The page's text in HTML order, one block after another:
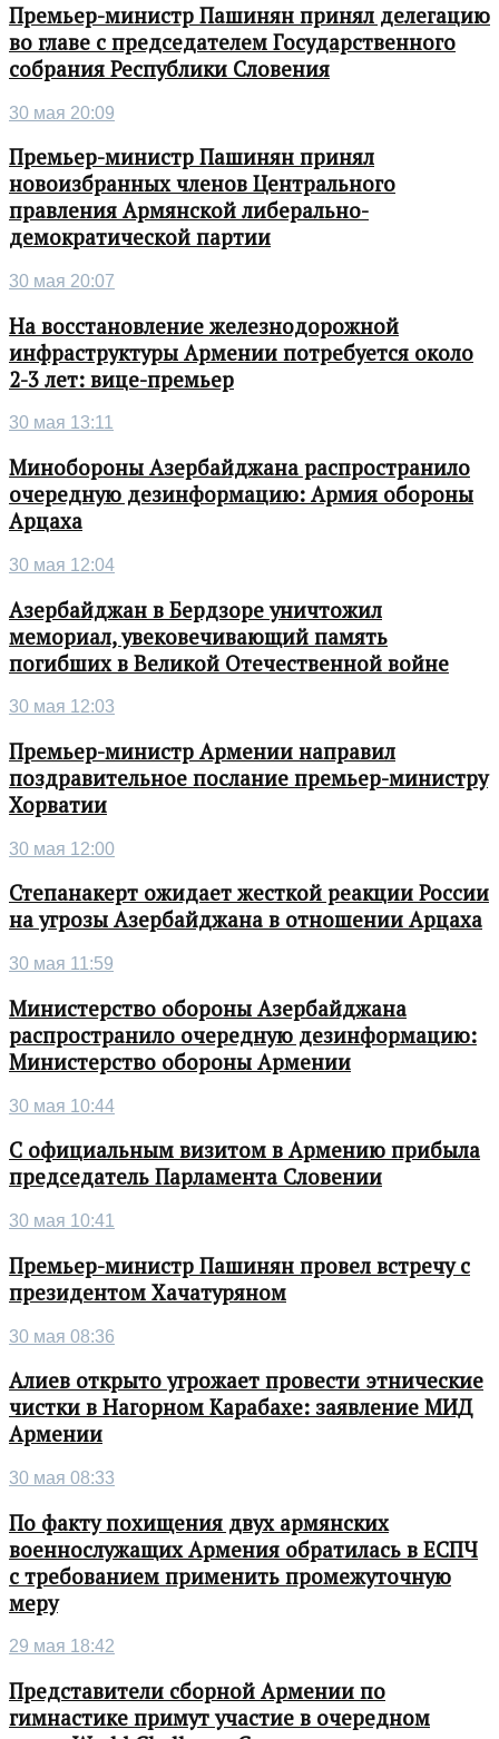
Премьер-министр Пашинян принял делегацию
во главе с председателем Государственного
собрания Республики Словения
30 мая 20:09
Премьер-министр Пашинян принял
новоизбранных членов Центрального
правления Армянской либерально-
демократической партии
30 мая 20:07
На восстановление железнодорожной
инфраструктуры Армении потребуется около
2-3 лет: вице-премьер
30 мая 13:11
Минобороны Азербайджана распространило
очередную дезинформацию: Армия обороны
Арцаха
30 мая 12:04
Азербайджан в Бердзоре уничтожил
мемориал, увековечивающий память
погибших в Великой Отечественной войне
30 мая 12:03
Премьер-министр Армении направил
поздравительное послание премьер-министру
Хорватии
30 мая 12:00
Степанакерт ожидает жесткой реакции России
на угрозы Азербайджана в отношении Арцаха
30 мая 11:59
Министерство обороны Азербайджана
распространило очередную дезинформацию:
Министерство обороны Армении
30 мая 10:44
С официальным визитом в Армению прибыла
председатель Парламента Словении
30 мая 10:41
Премьер-министр Пашинян провел встречу с
президентом Хачатуряном
30 мая 08:36
Алиев открыто угрожает провести этнические
чистки в Нагорном Карабахе: заявление МИД
Армении
30 мая 08:33
По факту похищения двух армянских
военнослужащих Армения обратилась в ЕСПЧ
с требованием применить промежуточную
меру
29 мая 18:42
Представители сборной Армении по
гимнастике примут участие в очередном